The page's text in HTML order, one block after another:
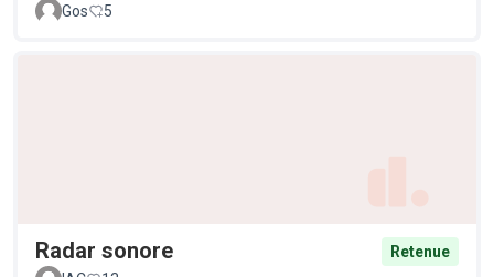
Gos 5
Radar sonore
Retenue